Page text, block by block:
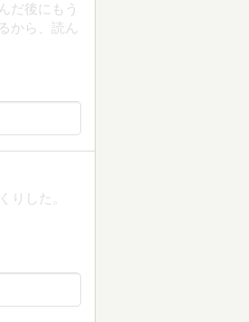
だ後にもう
から、読ん
りした。